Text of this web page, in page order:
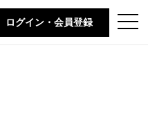
t
o
ログイン・会員登録